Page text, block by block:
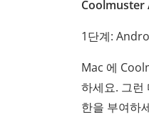
Coolmuster
1단계:
Mac 에
하세요. 그런
한을 부여하